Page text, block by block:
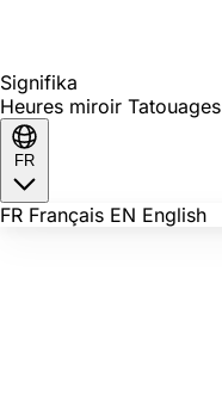
Signifika
Heures miroir Tatouages
FR
FR Français EN English